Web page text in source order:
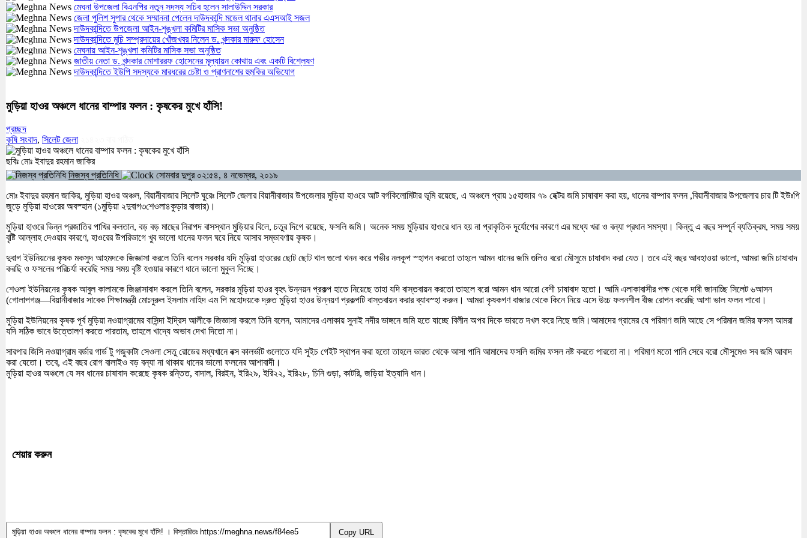
মেঘনা উপজেলা বিএনপির নতুন সদস্য সচিব হলেন সালাউদ্দিন সরকার
জেলা পুলিশ সুপার থেকে সম্মাননা পেলেন দাউদকান্দি মডেল থানার এএসআই সজল
দাউদকান্দিতে উপজেলা আইন-শৃঙ্খলা কমিটির মাসিক সভা অনুষ্ঠিত
দাউদকান্দিতে মুচি সম্প্রদায়ের খোঁজখবর নিলেন ড. খন্দকার মারুফ হোসেন
মেঘনায় আইন-শৃঙ্খলা কমিটির মাসিক সভা অনুষ্ঠিত
জাতীয় নেতা ড. খন্দকার মোশাররফ হোসেনের মূল্যায়ন কোথায় এবং একটি বিশ্লেষণ
দাউদকান্দিতে ইউপি সদস্যকে মারধরের চেষ্টা ও প্রাণনাশের হুমকির অভিযোগ
মুড়িয়া হাওর অঞ্চলে ধানের বাম্পার ফলন : কৃষকের মুখে হাঁসি!
প্রচ্ছদ
কৃষি সংবাদ, সিলেট জেলা
ছবিঃ মোঃ ইবাদুর রহমান জাকির
নিজস্ব প্রতিনিধি
সোমবার দুপুর ০২:৫৪, ৪ নভেম্বর, ২০১৯
মোঃ ইবাদুর রহমান জাকির, মুড়িয়া হাওর অঞ্চল, বিয়ানীবাজার সিলেট ঘুরেঃ সিলেট জেলার বিয়ানীবাজার উপজেলার মুড়িয়া হাওরে আট বর্গকিলোমিটার ভূমি রয়েছে, এ অঞ্চলে প্রায় ১৫হাজার ৭৯ হেক্টর জমি চাষাবাদ করা হয়, ধানের বাম্পার ফলন ,বিয়ানীবাজার উপজেলার চার টি ইউঃপি
জুড়ে মুড়িয়া হাওরের অবস্হান (১মুড়িয়া ২দুবাগ৩শেওলা৪কুড়ার বাজার)।
মুড়িয়া হাওরে ভিন্ন প্রজাতির পাখির কলতান, বড় বড় মাছের নিরাপদ বাসস্থান মুড়িয়ার বিলে, চতুর দিগে রয়েছে, ফসলি জমি। অনেক সময় মুড়িয়ার হাওরে ধান হয় না প্রাকৃতিক দূর্যোগের কারণে এর মধ্যে খরা ও বন্যা প্রধান সমস্যা। কিন্তু এ বছর সম্পূর্ন ব্যতিক্রম, সময় সময়
বৃষ্টি আল্লাহ দেওয়ার কারণে, হাওরের উপরিভাগে খুব ভালো ধানের ফলন ঘরে নিয়ে আসার সম্ভাবণায় কৃষক।
দুবাগ ইউনিয়নের কৃষক মকসুদ আহমদকে জিজ্ঞাসা করলে তিনি বলেন সরকার যদি মুড়িয়া হাওরের ছোট ছোট খাল গুলো খনন করে গভীর নলকূপ স্হাপন করতো তাহলে আমন ধানের জমি গুলিও বরো মৌসুমে চাষাবাদ করা যেত। তবে এই বছর আবহাওয়া ভালো, আমরা জমি চাষাবাদ
করছি ও ফসলের পরিচর্যা করেছি সময় সময় বৃষ্টি হওয়ার কারণে ধানে ভালো মুকুল দিচ্ছে।
শেওলা ইউনিয়নের কৃষক আবুল কালামকে জিঞ্জাসাবাদ করলে তিনি বলেন, সরকার মুড়িয়া হাওর বৃহৎ উন্নয়ন প্রকল্প হাতে নিয়েছে তাহা যদি বাস্তবায়ন করতো তাহলে বরো আমন ধান আরো বেশী চাষাবাদ হতো। আমি এলাকাবাসীর পক্ষ থেকে দাবী জানাচ্ছি সিলেট ৬আসন
(গোলাপগঞ্জ—বিয়ানীবাজার সাবেক শিক্ষামন্ত্রী মোঃনুরুল ইসলাম নাহিদ এম পি মহোদয়কে দ্রুত মুড়িয়া হাওর উন্নয়ণ প্রকল্পটি বাস্তবায়ন করার ব্যাবস্হা করুন। আমরা কৃষকগণ বাজার থেকে কিনে নিয়ে এসে উচ্চ ফলনশীল বীজ রোপন করেছি আশা ভাল ফলন পাবো।
মুড়িয়া ইউনিয়নের কৃষক পূর্ব মুড়িয়া নওয়াগ্রামের বাসিন্দা ইদ্রিস আলীকে জিজ্ঞাসা করলে তিনি বলেন, আমাদের এলাকায় সুনাই নদীর ভাঙ্গনে জমি হতে যাচ্ছে বিলীন অপর দিকে ভারতে দখল করে নিছে জমি।আমাদের গ্রামের যে পরিমাণ জমি আছে সে পরিমান জমির ফসল আমরা
যদি সঠিক ভাবে উত্তোলণ করতে পারতাম, তাহলে খাদ্যে অভাব দেখা দিতো না।
সারপার জিসি নওয়াগ্রাম বর্ডার গার্ড টু গজুকাটা সেওলা সেতু রোডের মধ্যখানে বক্স কালর্ভাট গুলোতে যদি সুইচ গেইট স্থাপন করা হতো তাহলে ভারত থেকে আসা পানি আমাদের ফসলি জমির ফসল নষ্ট করতে পারতো না। পরিমাণ মতো পানি সেরে বরো মৌসুমেও সব জমি আবাদ
করা যেতো। তবে, এই বছর রোগ বালাইও বড় বন্যা না থাকায় ধানের ভালো ফলনের আশাবাদী।
মুড়িয়া হাওর অঞ্চলে যে সব ধানের চাষাবাদ করেছে কৃষক রন্তিত, বাদাল, বিরইন, ইরি২৯, ইরি২২, ইরি২৮, চিনি গুড়া, কাটরি, জড়িয়া ইত্যাদি ধান।
শেয়ার করুন
Copy URL